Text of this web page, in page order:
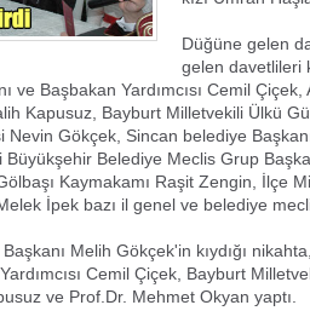
Düğüne gelen
gelen davetlileri
ve Başbakan Yardımcısı Cemil
Kapusuz, Bayburt Milletvekili Ülkü
Nevin Gökçek, Sincan belediye
Büyükşehir Belediye Meclis Grup
Kaymakamı Raşit Zengin, İlçe
İpek bazı il genel ve belediye
Melih Gökçek'in kıydığı
Cemil Çiçek, Bayburt
ve Prof.Dr. Mehmet Okyan yaptı.